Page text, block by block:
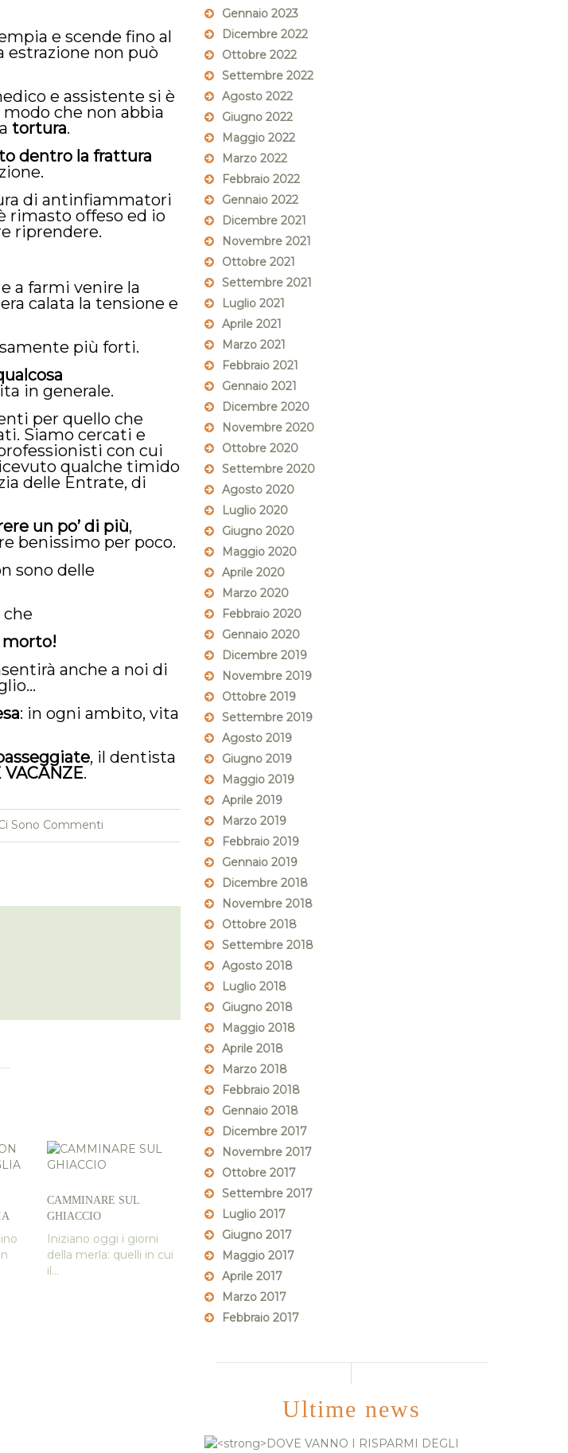
e scende fino al
non può
e assistente si è
che non abbia
tortura.
dentro la frattura
di antinfiammatori
rimasto offeso ed io
riprendere.
a farmi venire la
calata la tensione e
più forti.
in generale.
per quello che
Siamo cercati e
con cui
qualche timido
delle Entrate, di
un po’ di più,
benissimo per poco.
sono delle
che
morto!
anche a noi di
: in ogni ambito, vita
, il dentista
VACANZE.
Sono Commenti
CAMMINARE SUL
GHIACCIO
Iniziano oggi i giorni
della merla: quelli in cui
il...
Gennaio 2023
Dicembre 2022
Ottobre 2022
Settembre 2022
Agosto 2022
Giugno 2022
Maggio 2022
Marzo 2022
Febbraio 2022
Gennaio 2022
Dicembre 2021
Novembre 2021
Ottobre 2021
Settembre 2021
Luglio 2021
Aprile 2021
Marzo 2021
Febbraio 2021
Gennaio 2021
Dicembre 2020
Novembre 2020
Ottobre 2020
Settembre 2020
Agosto 2020
Luglio 2020
Giugno 2020
Maggio 2020
Aprile 2020
Marzo 2020
Febbraio 2020
Gennaio 2020
Dicembre 2019
Novembre 2019
Ottobre 2019
Settembre 2019
Agosto 2019
Giugno 2019
Maggio 2019
Aprile 2019
Marzo 2019
Febbraio 2019
Gennaio 2019
Dicembre 2018
Novembre 2018
Ottobre 2018
Settembre 2018
Agosto 2018
Luglio 2018
Giugno 2018
Maggio 2018
Aprile 2018
Marzo 2018
Febbraio 2018
Gennaio 2018
Dicembre 2017
Novembre 2017
Ottobre 2017
Settembre 2017
Luglio 2017
Giugno 2017
Maggio 2017
Aprile 2017
Marzo 2017
Febbraio 2017
Ultime news